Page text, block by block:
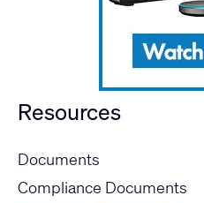
Resources
Documents
Compliance Documents